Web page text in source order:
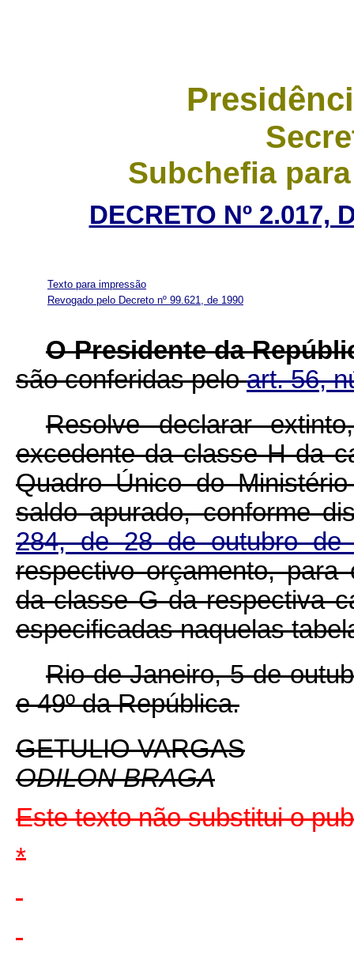
Subchefia
DECRETO Nº 2.017,
Texto para impressão
Revogado pelo Decreto nº 99.621, de 1990
O Presidente da
são conferidas peloart. 56,
Resolve declarar
excedente da classe H da
Quadro Único do
saldo apurado, conforme
284, de 28 de outubro de
respectivo orçamento,
da classe G da respectiva
especificadas naquelas
Rio de Janeiro, 5 de
e 49º da República.
GETULIO VARGAS
ODILON BRAGA
Este texto não substitui o
*